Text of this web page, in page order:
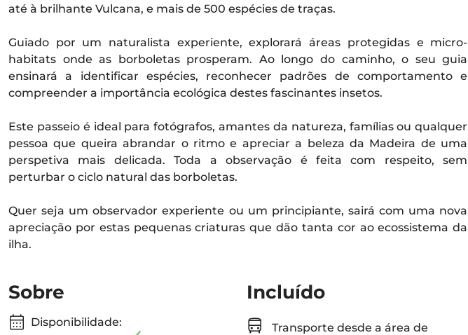
até à brilhante Vulcana, e mais de 500 espécies de traças.
Guiado por um naturalista experiente, explorará áreas protegidas e micro-
habitats onde as borboletas prosperam. Ao longo do caminho, o seu guia
ensinará a identificar espécies, reconhecer padrões de comportamento e
compreender a importância ecológica destes fascinantes insetos.
Este passeio é ideal para fotógrafos, amantes da natureza, famílias ou qualquer
pessoa que queira abrandar o ritmo e apreciar a beleza da Madeira de uma
perspetiva mais delicada. Toda a observação é feita com respeito, sem
perturbar o ciclo natural das borboletas.
Quer seja um observador experiente ou um principiante, sairá com uma nova
apreciação por estas pequenas criaturas que dão tanta cor ao ecossistema da
ilha.
Sobre
Disponibilidade:
Incluído
Transporte desde a área de